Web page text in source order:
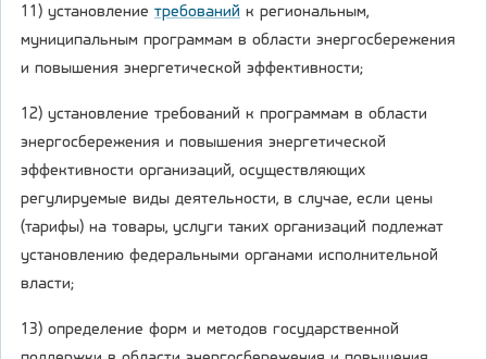
11) установление требований к региональным,
муниципальным программам в области энергосбережения
и повышения энергетической эффективности;
12) установление требований к программам в области
энергосбережения и повышения энергетической
эффективности организаций, осуществляющих
регулируемые виды деятельности, в случае, если цены
(тарифы) на товары, услуги таких организаций подлежат
установлению федеральными органами исполнительной
власти;
13) определение форм и методов государственной